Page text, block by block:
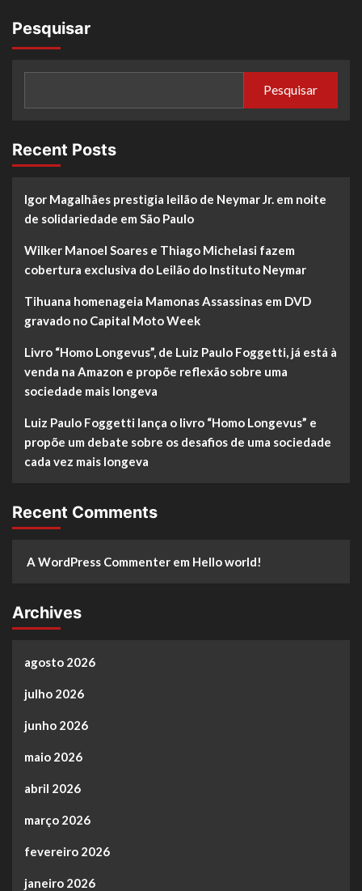
Pesquisar
Pesquisar
Recent Posts
Igor Magalhães prestigia leilão de Neymar Jr. em noite
de solidariedade em São Paulo
Wilker Manoel Soares e Thiago Michelasi fazem
cobertura exclusiva do Leilão do Instituto Neymar
Tihuana homenageia Mamonas Assassinas em DVD
gravado no Capital Moto Week
Livro “Homo Longevus”, de Luiz Paulo Foggetti, já está à
venda na Amazon e propõe reflexão sobre uma
sociedade mais longeva
Luiz Paulo Foggetti lança o livro “Homo Longevus” e
propõe um debate sobre os desafios de uma sociedade
cada vez mais longeva
Recent Comments
A WordPress Commenter em Hello world!
Archives
agosto 2026
julho 2026
junho 2026
maio 2026
abril 2026
março 2026
fevereiro 2026
janeiro 2026